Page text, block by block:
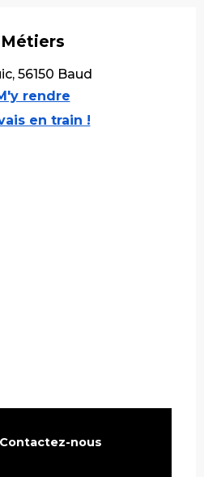
56150 Baud
rendre
en train !
Contactez-nous